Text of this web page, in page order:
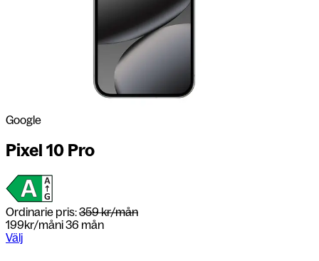
Google
Pixel 10 Pro
Ordinarie pris:359 kr/mån
199kr/måni 36 mån
Välj